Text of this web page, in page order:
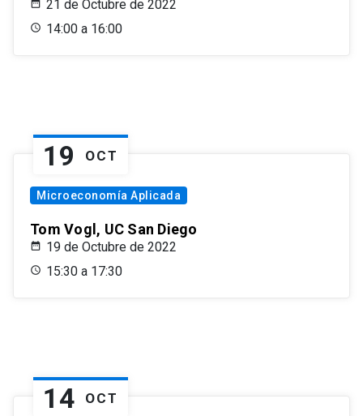
21 de Octubre de 2022
14:00 a 16:00
19 OCT
Microeconomía Aplicada
Tom Vogl, UC San Diego
19 de Octubre de 2022
15:30 a 17:30
14 OCT